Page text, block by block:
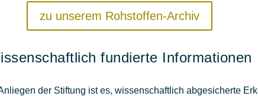
zu unserem Rohstoffen-Archiv
fundierte Informationen
der Stiftung ist es, wissenschaftlich abgesicherte